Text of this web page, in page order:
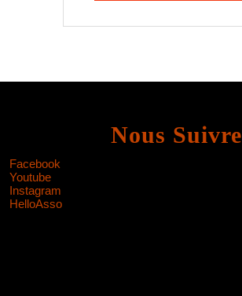
Nous Suivre
Facebook
Youtube
Instagram
HelloAsso